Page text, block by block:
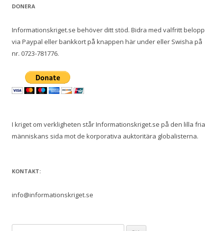
DONERA
Informationskriget.se behöver ditt stöd. Bidra med valfritt belopp
via Paypal eller bankkort på knappen här under eller Swisha på
nr. 0723-781776.
I kriget om verkligheten står Informationskriget.se på den lilla fria
människans sida mot de korporativa auktoritära globalisterna.
KONTAKT:
info@informationskriget.se